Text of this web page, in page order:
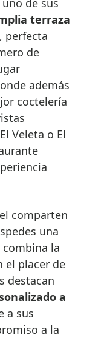
de sus
terraza
, perfecta
de
además
coctelería
Veleta o El
comparten
una
la
el placer de
destacan
a
a sus
a la